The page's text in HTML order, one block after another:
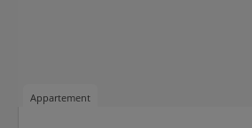
Appartement